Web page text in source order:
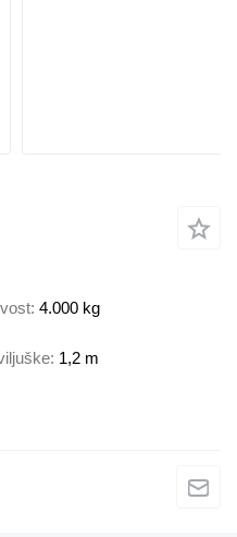
4.000 kg
1,2 m